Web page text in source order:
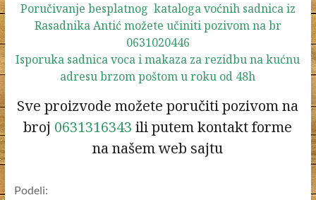
Poručivanje besplatnog kataloga voćnih sadnica iz
Rasadnika Antić možete učiniti pozivom na br
0631020446
Isporuka sadnica voca i makaza za rezidbu na kućnu
adresu brzom poštom u roku od 48h
Sve proizvode možete poručiti pozivom na
broj 0631316343 ili putem kontakt forme
na našem web sajtu
Podeli: